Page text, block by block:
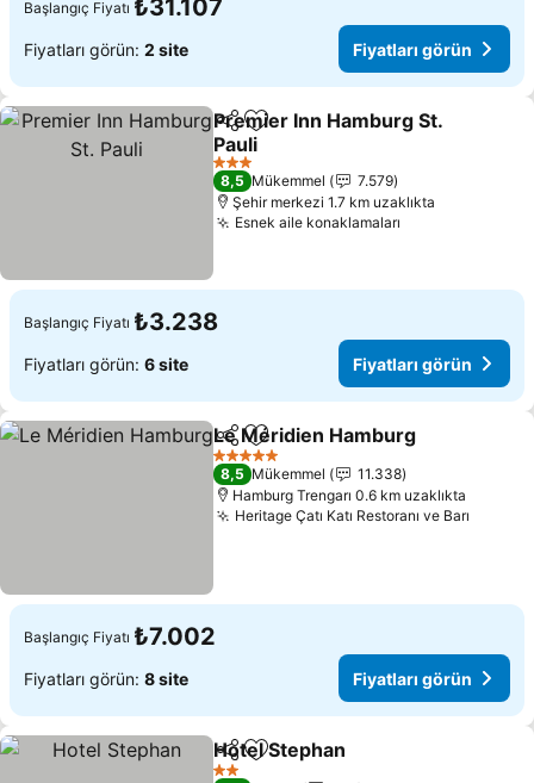
Başlangıç Fiyatı ₺31.107
Fiyatları görün: 2 site Fiyatları görün
PaylaşFavorilerime ekle
Premier Inn Hamburg St.
Pauli
3 Yıldız
8,5 Mükemmel
7.579
Şehir merkezi 1.7 km uzaklıkta
Esnek aile konaklamaları
Başlangıç Fiyatı ₺3.238
Fiyatları görün: 6 site Fiyatları görün
PaylaşFavorilerime ekle
Le Méridien Hamburg
5 Yıldız
8,5 Mükemmel
11.338
Hamburg Trengarı 0.6 km uzaklıkta
Heritage Çatı Katı Restoranı ve Barı
Başlangıç Fiyatı ₺7.002
Fiyatları görün: 8 site Fiyatları görün
PaylaşFavorilerime ekle
Hotel Stephan
2 Yıldız